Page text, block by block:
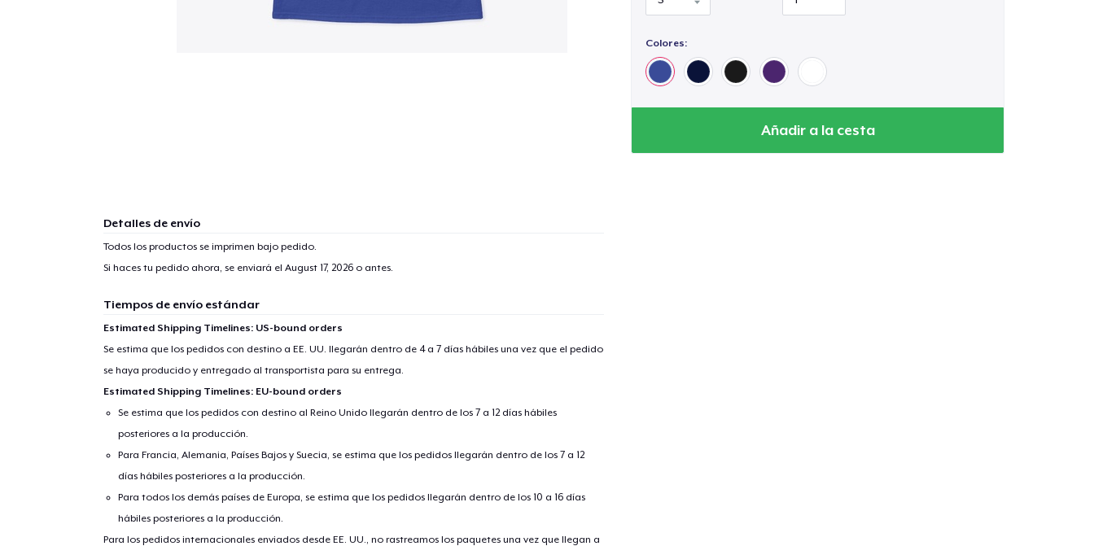
Colores:
Añadir a la cesta
Detalles de envío
Todos los productos se imprimen bajo pedido.
Si haces tu pedido ahora, se enviará el August 17, 2026o antes.
Tiempos de envío estándar
Estimated Shipping Timelines: US-bound orders
Se estima que los pedidos con destino a EE. UU. llegarán dentro de 4 a 7 días hábiles una vez que el pedido
se haya producido y entregado al transportista para su entrega.
Estimated Shipping Timelines: EU-bound orders
Se estima que los pedidos con destino al Reino Unido llegarán dentro de los 7 a 12 días hábiles
posteriores a la producción.
Para Francia, Alemania, Países Bajos y Suecia, se estima que los pedidos llegarán dentro de los 7 a 12
días hábiles posteriores a la producción.
Para todos los demás países de Europa, se estima que los pedidos llegarán dentro de los 10 a 16 días
hábiles posteriores a la producción.
Para los pedidos internacionales enviados desde EE. UU., no rastreamos los paquetes una vez que llegan a